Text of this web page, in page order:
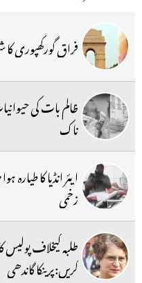
فراق گورکھپوری
ظالم بات کی
ناک
زخمی
طلبہ کیخلاف
کریں:پرینکا گاندھی